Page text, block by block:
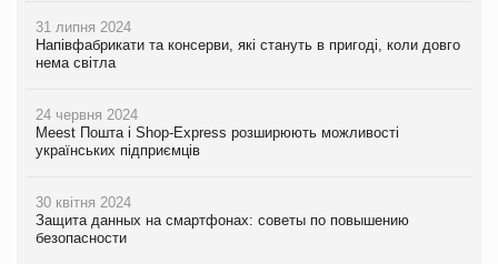
31 липня 2024
Напівфабрикати та консерви, які стануть в пригоді, коли довго
нема світла
24 червня 2024
Meest Пошта і Shop-Express розширюють можливості
українських підприємців
30 квітня 2024
Защита данных на смартфонах: советы по повышению
безопасности